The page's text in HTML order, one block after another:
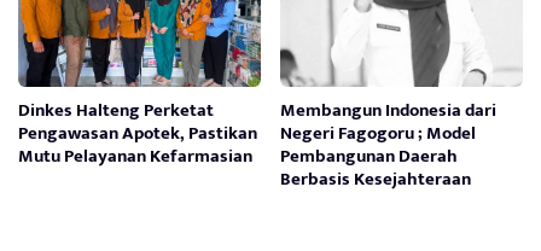
Dinkes Halteng Perketat
Pengawasan Apotek, Pastikan
Mutu Pelayanan Kefarmasian
Membangun Indonesia dari
Negeri Fagogoru ; Model
Pembangunan Daerah
Berbasis Kesejahteraan